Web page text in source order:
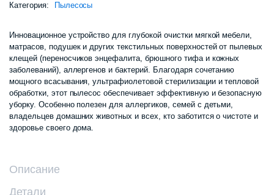
Категория: Пылесосы
Инновационное устройство для глубокой очистки мягкой мебели,
матрасов, подушек и других текстильных поверхностей от пылевых
клещей (переносчиков энцефалита, брюшного тифа и кожных
заболеваний), аллергенов и бактерий. Благодаря сочетанию
мощного всасывания, ультрафиолетовой стерилизации и тепловой
обработки, этот пылесос обеспечивает эффективную и безопасную
уборку. Особенно полезен для аллергиков, семей с детьми,
владельцев домашних животных и всех, кто заботится о чистоте и
здоровье своего дома.
Описание
Детали